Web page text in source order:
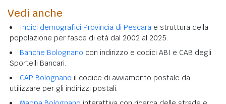
Vedi anche
Indici demografici Provincia di Pescara e struttura della
popolazione per fasce di età dal 2002 al 2025.
Banche Bolognano con indirizzo e codici ABI e CAB degli
Sportelli Bancari.
CAP Bolognano il codice di avviamento postale da
utilizzare per gli indirizzi postali.